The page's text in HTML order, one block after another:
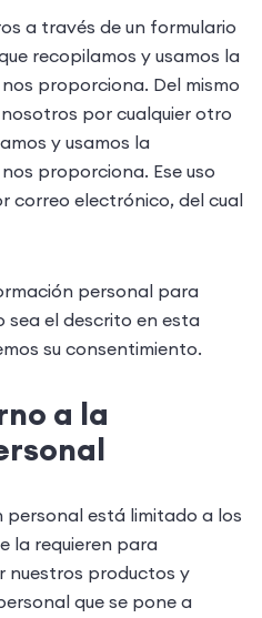
a través de un formulario
recopilamos y usamos la
proporciona. Del mismo
por cualquier otro
y usamos la
proporciona. Ese uso
correo electrónico, del cual
personal para
sea el descrito en esta
su consentimiento.
a la
personal está limitado a los
la requieren para
nuestros productos y
que se pone a